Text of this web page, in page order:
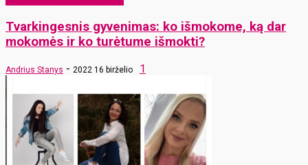
Tvarkingesnis gyvenimas: ko išmokome, ką dar
mokomės ir ko turėtume išmokti?
Andrius Stanys - 2022 16 birželio 1